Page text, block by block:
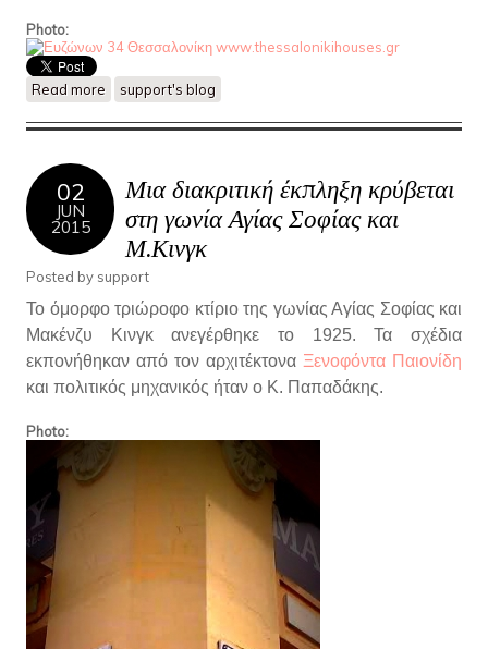
Photo:
Read more about Το κτίριο στην οδό Ευζώνων 34
support's blog
02
JUN
2015
Μια διακριτική έκπληξη κρύβεται
στη γωνία Αγίας Σοφίας και
Μ.Κινγκ
Posted by support
Το όμορφο τριώροφο κτίριο της γωνίας Αγίας Σοφίας και
Μακένζυ Κινγκ ανεγέρθηκε το 1925. Τα σχέδια
εκπονήθηκαν από τον αρχιτέκτονα Ξενοφόντα Παιονίδη
και πολιτικός μηχανικός ήταν ο Κ. Παπαδάκης.
Photo: